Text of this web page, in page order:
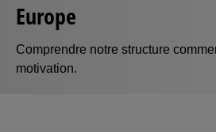
Europe
Comprendre notre structure
motivation.